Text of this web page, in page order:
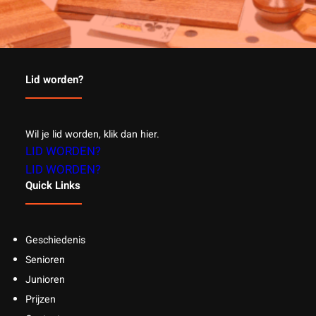
Lid worden?
Wil je lid worden, klik dan hier.
LID WORDEN?
LID WORDEN?
Quick Links
Geschiedenis
Senioren
Junioren
Prijzen